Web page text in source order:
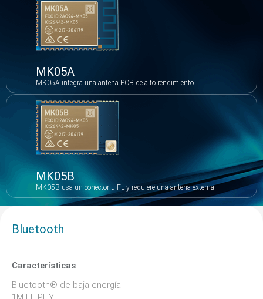
MK05A
MK05A integra una antena PCB de alto rendimiento
MK05B
MK05B usa un conector u.FL y requiere una antena externa
Bluetooth
Características
Bluetooth® de baja energía